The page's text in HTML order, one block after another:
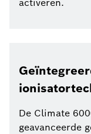
activeren.
De Climate
geavanceerde